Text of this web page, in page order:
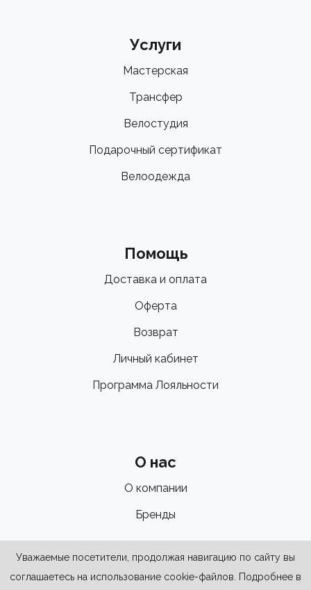
Услуги
Мастерская
Трансфер
Велостудия
Подарочный сертификат
Велоодежда
Помощь
Доставка и оплата
Оферта
Возврат
Личный кабинет
Программа Лояльности
О нас
О компании
Бренды
Уважаемые посетители, продолжая навигацию по сайту вы
соглашаетесь на использование cookie-файлов. Подробнее в